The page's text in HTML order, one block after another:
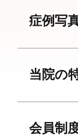
症例写
当院の
会員制